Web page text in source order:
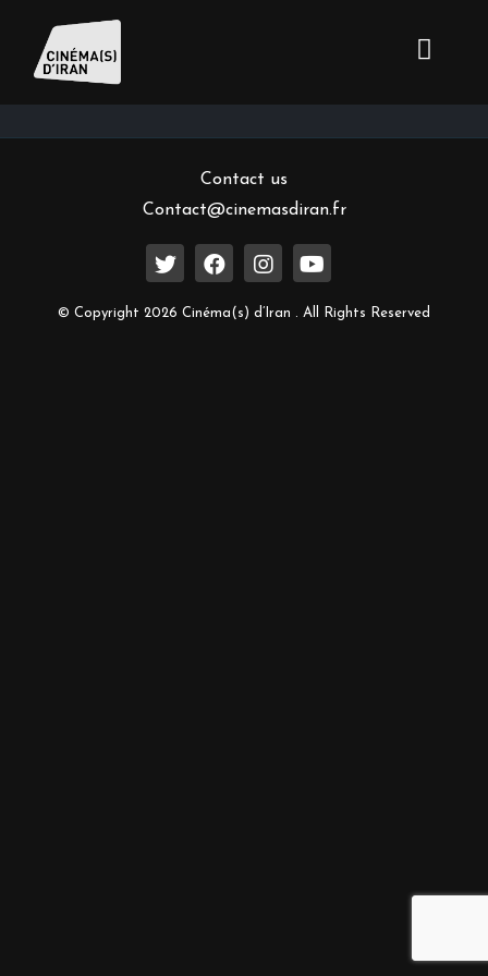
Inscrivez-vous à notre newsletter
Contact us
Contact@cinemasdiran.fr
© Copyright 2026 Cinéma(s) d’Iran . All Rights Reserved